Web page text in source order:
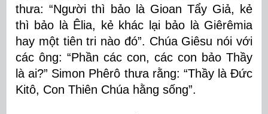
thưa: “Người thì bảo là Gioan Tẩy Giả, kẻ
thì bảo là Êlia, kẻ khác lại bảo là Giêrêmia
hay một tiên tri nào đó”. Chúa Giêsu nói với
các ông: “Phần các con, các con bảo Thầy
là ai?” Simon Phêrô thưa rằng: “Thầy là Ðức
Kitô, Con Thiên Chúa hằng sống”.